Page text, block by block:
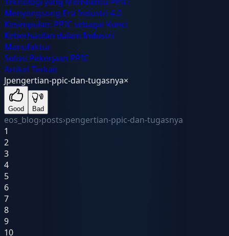
Menyongsong Era Industri 4.0
Kesimpulan: PPIC sebagai Kunci
Keberhasilan dalam Industri
Manufaktur
Solusi Pekerjaan PPIC
Artikel Terkait
Jpengertian-ppic-dan-tugasnya×
Good Bad
eos_blog›posts›pengertian-ppic-dan-tugasnya
1
2
3
4
5
6
7
8
9
10